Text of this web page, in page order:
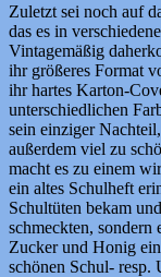
Zuletzt sei noch auf
das es in
Vintagemäßig
ihr größeres Format
ihr hartes Karton-
unterschiedlichen
sein einziger
außerdem viel zu
macht es zu einem
ein altes Schulheft
Schultüten bekam
schmeckten, sondern
Zucker und Honig
schönen Schul- resp.